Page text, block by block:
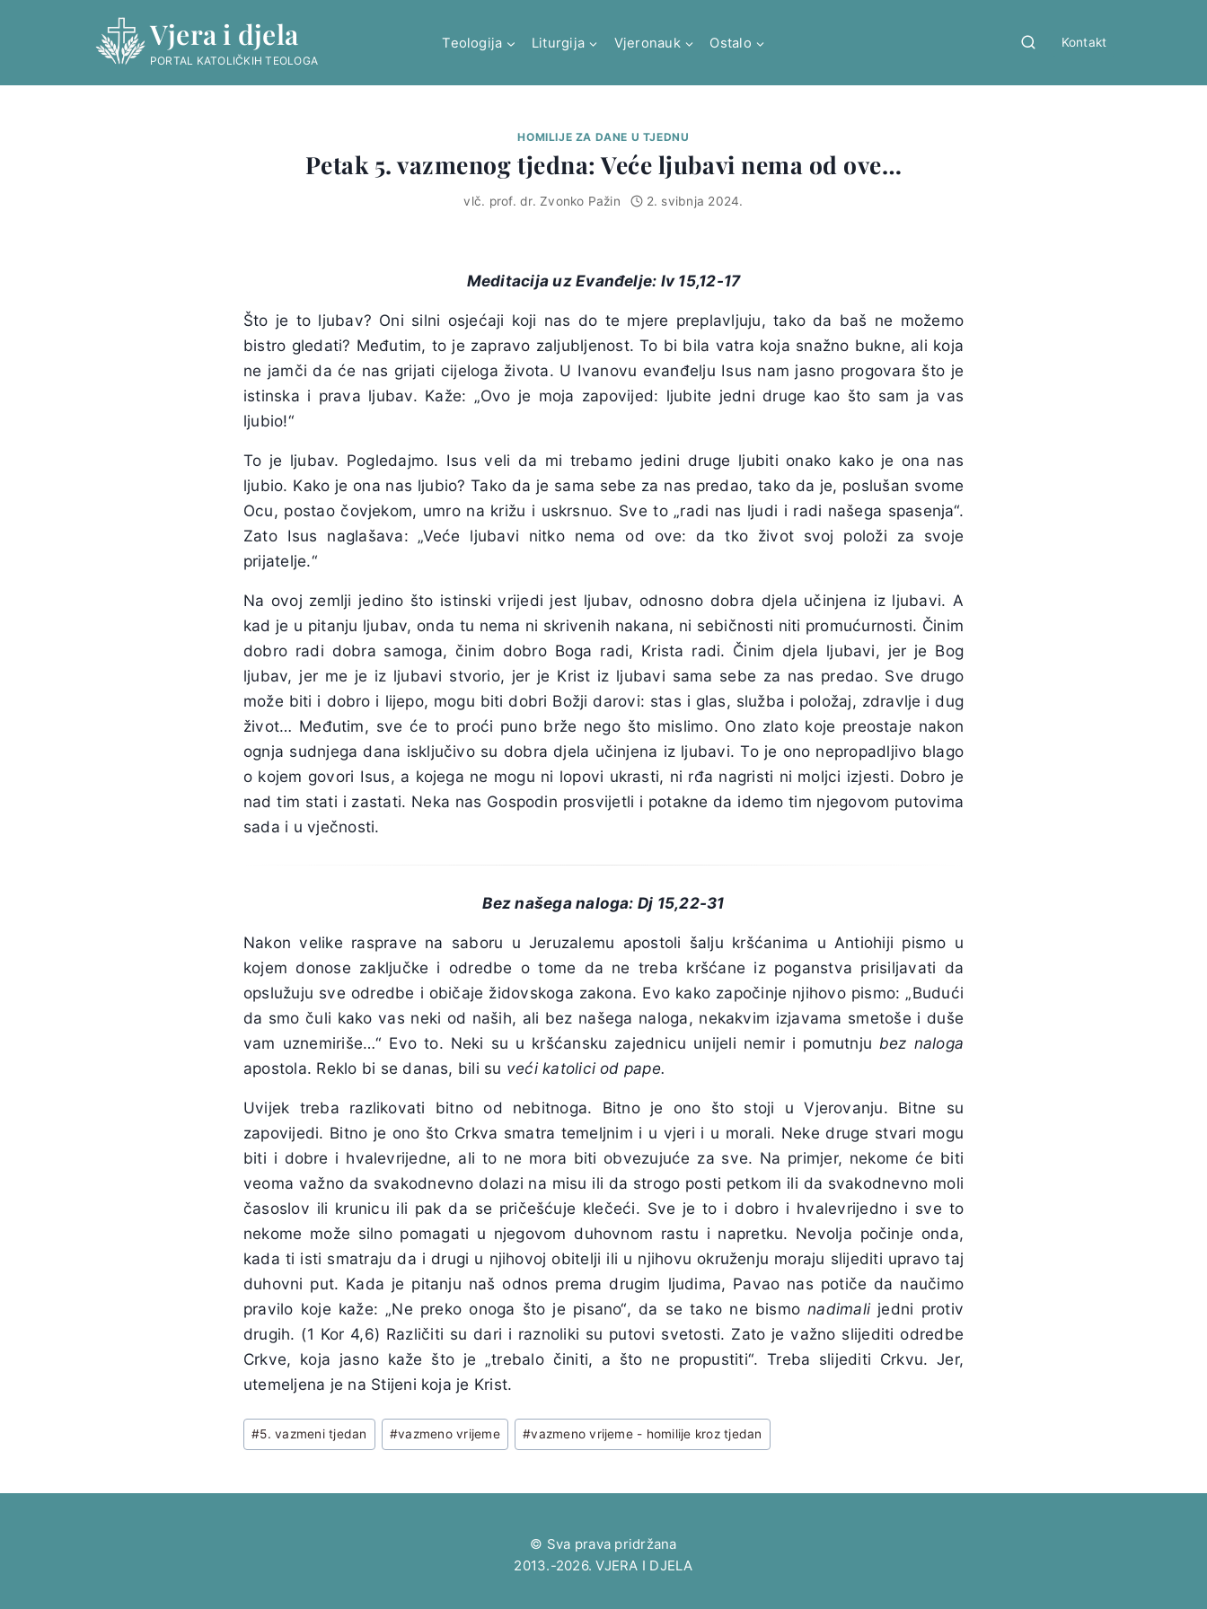
Vjera i djela
PORTAL KATOLIČKIH TEOLOGA
Teologija Liturgija Vjeronauk Ostalo Kontakt
HOMILIJE ZA DANE U TJEDNU
Petak 5. vazmenog tjedna: Veće ljubavi nema od ove…
vlč. prof. dr. Zvonko Pažin 2. svibnja 2024.
Meditacija uz Evanđelje: Iv 15,12-17
Što je to ljubav? Oni silni osjećaji koji nas do te mjere preplavljuju, tako da baš ne možemo
bistro gledati? Međutim, to je zapravo zaljubljenost. To bi bila vatra koja snažno bukne, ali koja
ne jamči da će nas grijati cijeloga života. U Ivanovu evanđelju Isus nam jasno progovara što je
istinska i prava ljubav. Kaže: „Ovo je moja zapovijed: ljubite jedni druge kao što sam ja vas
ljubio!“
To je ljubav. Pogledajmo. Isus veli da mi trebamo jedini druge ljubiti onako kako je ona nas
ljubio. Kako je ona nas ljubio? Tako da je sama sebe za nas predao, tako da je, poslušan svome
Ocu, postao čovjekom, umro na križu i uskrsnuo. Sve to „radi nas ljudi i radi našega spasenja“.
Zato Isus naglašava: „Veće ljubavi nitko nema od ove: da tko život svoj položi za svoje
prijatelje.“
Na ovoj zemlji jedino što istinski vrijedi jest ljubav, odnosno dobra djela učinjena iz ljubavi. A
kad je u pitanju ljubav, onda tu nema ni skrivenih nakana, ni sebičnosti niti promućurnosti. Činim
dobro radi dobra samoga, činim dobro Boga radi, Krista radi. Činim djela ljubavi, jer je Bog
ljubav, jer me je iz ljubavi stvorio, jer je Krist iz ljubavi sama sebe za nas predao. Sve drugo
može biti i dobro i lijepo, mogu biti dobri Božji darovi: stas i glas, služba i položaj, zdravlje i dug
život… Međutim, sve će to proći puno brže nego što mislimo. Ono zlato koje preostaje nakon
ognja sudnjega dana isključivo su dobra djela učinjena iz ljubavi. To je ono nepropadljivo blago
o kojem govori Isus, a kojega ne mogu ni lopovi ukrasti, ni rđa nagristi ni moljci izjesti. Dobro je
nad tim stati i zastati. Neka nas Gospodin prosvijetli i potakne da idemo tim njegovom putovima
sada i u vječnosti.
Bez našega naloga: Dj 15,22-31
Nakon velike rasprave na saboru u Jeruzalemu apostoli šalju kršćanima u Antiohiji pismo u
kojem donose zaključke i odredbe o tome da ne treba kršćane iz poganstva prisiljavati da
opslužuju sve odredbe i običaje židovskoga zakona. Evo kako započinje njihovo pismo: „Budući
da smo čuli kako vas neki od naših, ali bez našega naloga, nekakvim izjavama smetoše i duše
vam uznemiriše…“ Evo to. Neki su u kršćansku zajednicu unijeli nemir i pomutnju bez naloga
apostola. Reklo bi se danas, bili su veći katolici od pape.
Uvijek treba razlikovati bitno od nebitnoga. Bitno je ono što stoji u Vjerovanju. Bitne su
zapovijedi. Bitno je ono što Crkva smatra temeljnim i u vjeri i u morali. Neke druge stvari mogu
biti i dobre i hvalevrijedne, ali to ne mora biti obvezujuće za sve. Na primjer, nekome će biti
veoma važno da svakodnevno dolazi na misu ili da strogo posti petkom ili da svakodnevno moli
časoslov ili krunicu ili pak da se pričešćuje klečeći. Sve je to i dobro i hvalevrijedno i sve to
nekome može silno pomagati u njegovom duhovnom rastu i napretku. Nevolja počinje onda,
kada ti isti smatraju da i drugi u njihovoj obitelji ili u njihovu okruženju moraju slijediti upravo taj
duhovni put. Kada je pitanju naš odnos prema drugim ljudima, Pavao nas potiče da naučimo
pravilo koje kaže: „Ne preko onoga što je pisano“, da se tako ne bismonadimalijedni protiv
drugih. (1 Kor 4,6) Različiti su dari i raznoliki su putovi svetosti. Zato je važno slijediti odredbe
Crkve, koja jasno kaže što je „trebalo činiti, a što ne propustiti“. Treba slijediti Crkvu. Jer,
utemeljena je na Stijeni koja je Krist.
Post
Tags:
#5. vazmeni tjedan #vazmeno vrijeme #vazmeno vrijeme - homilije kroz tjedan
© Sva prava pridržana
2013.-2026. VJERA I DJELA